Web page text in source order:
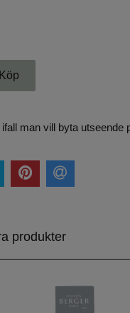
man vill byta utseende
produkter